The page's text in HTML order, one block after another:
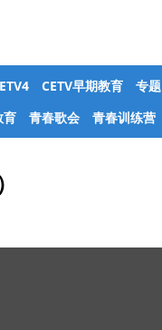
CETV早期教育
专题
育 青春歌会 青春训练营